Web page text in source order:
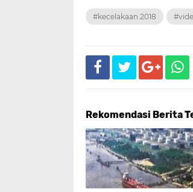
#kecelakaan 2018
Rekomendasi Berita